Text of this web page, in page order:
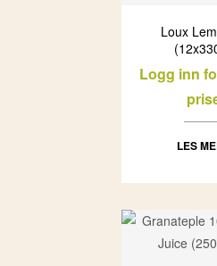
Loux
Logg inn
LES